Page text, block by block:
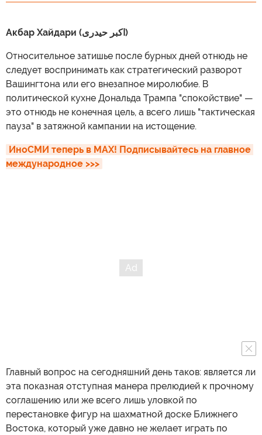
Акбар Хайдари (اکبر حیدری)
Относительное затишье после бурных дней отнюдь не
следует воспринимать как стратегический разворот
Вашингтона или его внезапное миролюбие. В
политической кухне Дональда Трампа "спокойствие" —
это отнюдь не конечная цель, а всего лишь "тактическая
пауза" в затяжной кампании на истощение.
ИноСМИ теперь в MAX! Подписывайтесь на главное
международное >>>
Главный вопрос на сегодняшний день таков: является ли
эта показная отступная манера прелюдией к прочному
соглашению или же всего лишь уловкой по
перестановке фигур на шахматной доске Ближнего
Востока, который уже давно не желает играть по